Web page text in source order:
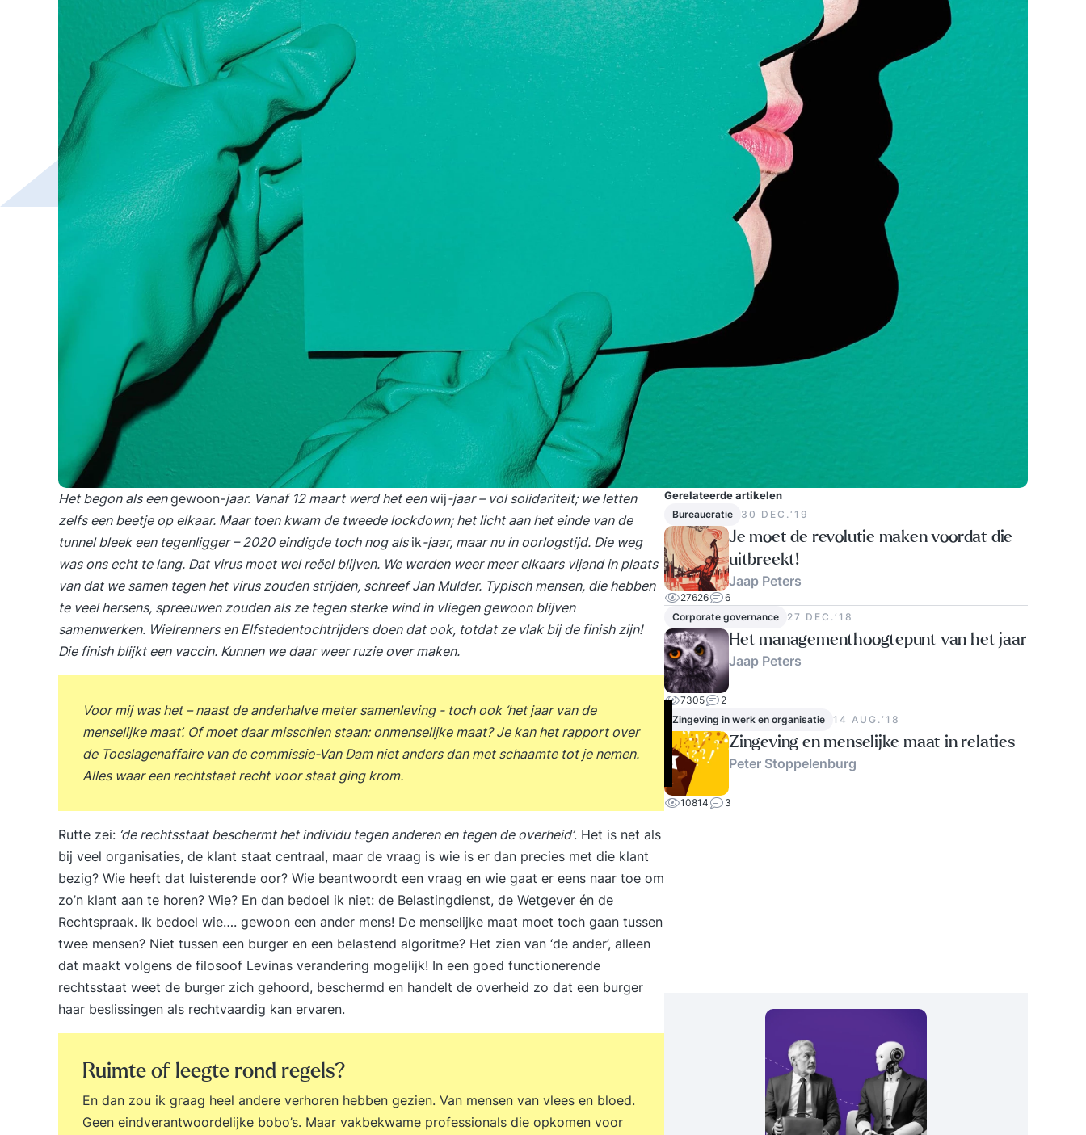
Het begon als eengewoon-jaar. Vanaf 12 maart werd het eenwij-jaar – vol solidariteit; we letten
zelfs een beetje op elkaar. Maar toen kwam de tweede lockdown; het licht aan het einde van de
tunnel bleek een tegenligger – 2020 eindigde toch nog als ik-jaar, maar nu in oorlogstijd. Die weg
was ons echt te lang. Dat virus moet wel reëel blijven. We werden weer meer elkaars vijand in plaats
van dat we samen tegen het virus zouden strijden, schreef Jan Mulder. Typisch mensen, die hebben
te veel hersens, spreeuwen zouden als ze tegen sterke wind in vliegen gewoon blijven
samenwerken. Wielrenners en Elfstedentochtrijders doen dat ook, totdat ze vlak bij de finish zijn!
Die finish blijkt een vaccin. Kunnen we daar weer ruzie over maken.
Voor mij was het – naast de anderhalve meter samenleving - toch ook ‘het jaar van de
menselijke maat’. Of moet daar misschien staan: onmenselijke maat? Je kan het rapport over
de Toeslagenaffaire van de commissie-Van Dam niet anders dan met schaamte tot je nemen.
Alles waar een rechtstaat recht voor staat ging krom.
Rutte zei: ‘de rechtsstaat beschermt het individu tegen anderen en tegen de overheid’. Het is net als
bij veel organisaties, de klant staat centraal, maar de vraag is wie is er dan precies met die klant
bezig? Wie heeft dat luisterende oor? Wie beantwoordt een vraag en wie gaat er eens naar toe om
zo’n klant aan te horen? Wie? En dan bedoel ik niet: de Belastingdienst, de Wetgever én de
Rechtspraak. Ik bedoel wie…. gewoon een ander mens! De menselijke maat moet toch gaan tussen
twee mensen? Niet tussen een burger en een belastend algoritme? Het zien van ‘de ander’, alleen
dat maakt volgens de filosoof Levinas verandering mogelijk! In een goed functionerende
rechtsstaat weet de burger zich gehoord, beschermd en handelt de overheid zo dat een burger
haar beslissingen als rechtvaardig kan ervaren.
Ruimte of leegte rond regels?
En dan zou ik graag heel andere verhoren hebben gezien. Van mensen van vlees en bloed.
Geen eindverantwoordelijke bobo’s. Maar vakbekwame professionals die opkomen voor
Gerelateerde artikelen
Bureaucratie 30 DEC.‘19
Je moet de revolutie maken voordat die
uitbreekt!
Jaap Peters
27626
6
Corporate governance
27 DEC.‘18
Het managementhoogtepunt van het jaar
Jaap Peters
7305
2
Zingeving in werk en organisatie
14 AUG.‘18
Zingeving en menselijke maat in relaties
Peter Stoppelenburg
10814 3